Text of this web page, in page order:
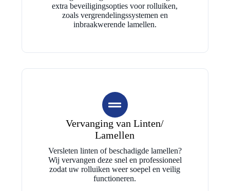
extra beveiligingsopties voor rolluiken,
zoals vergrendelingssystemen en
inbraakwerende lamellen.
Vervanging van Linten/
Lamellen
Versleten linten of beschadigde lamellen?
Wij vervangen deze snel en professioneel
zodat uw rolluiken weer soepel en veilig
functioneren.